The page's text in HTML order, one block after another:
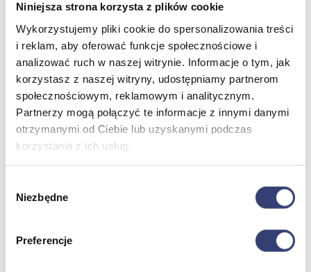
Niniejsza strona korzysta z plików cookie
Wykorzystujemy pliki cookie do spersonalizowania treści
i reklam, aby oferować funkcje społecznościowe i
analizować ruch w naszej witrynie. Informacje o tym, jak
korzystasz z naszej witryny, udostępniamy partnerom
społecznościowym, reklamowym i analitycznym.
Partnerzy mogą połączyć te informacje z innymi danymi
otrzymanymi od Ciebie lub uzyskanymi podczas
korzystania z ich usług.
zgody
Niezbędne
Preferencje
Wróć
Pulsoksymetry
Ciśnieniomierze
Inhalatory
Instrumenty diagnostyczne
Artykuły Przeciwodleżynowe
Stetoskopy
Termometry
Zobacz wszystko
Wróć
Taborety i krzesła